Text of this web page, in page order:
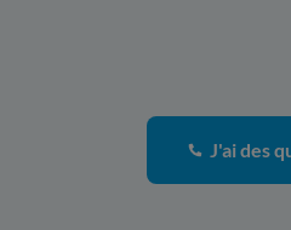
J'ai des